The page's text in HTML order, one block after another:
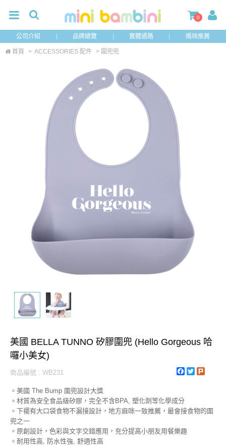
0
公司介紹 品牌總覽 實體通路 媽咪推薦
首頁 > ACCESSORIES 配件 > 圍兜兜
美國 BELLA TUNNO 矽膠圍兜 (Hello Gorgeous 哈
囉小美女)
Facebook
Twitter
商品編號 : WB231
。美國 The Bump 圍兜設計大獎
。材質為安全食品級矽膠，完全不含BPA, 塑化劑等化學成分
。下襬有大口袋食物不漏接設計，地方麻咪一致推薦，最會接食物的圍
兜之一
。原創設計，色彩與文字交錯應用，充分提高小朋友用餐樂趣
。耐用性高, 防水性強, 舒適性高